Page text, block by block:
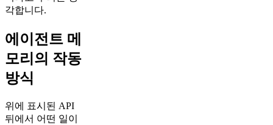
각합니다.
에이전트 메
모리의 작동
방식
위에 표시된 API
뒤에서 어떤 일이